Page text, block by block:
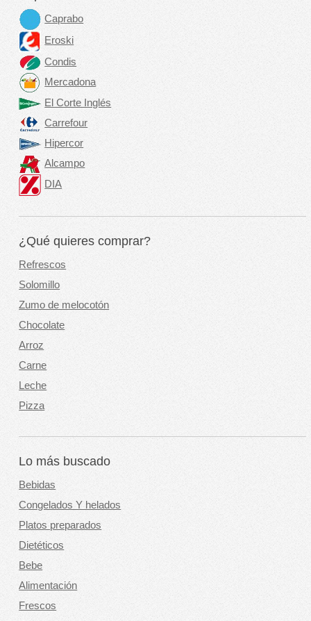
Caprabo
Eroski
Condis
Mercadona
El Corte Inglés
Carrefour
Hipercor
Alcampo
DIA
¿Qué quieres comprar?
Refrescos
Solomillo
Zumo de melocotón
Chocolate
Arroz
Carne
Leche
Pizza
Lo más buscado
Bebidas
Congelados Y helados
Platos preparados
Dietéticos
Bebe
Alimentación
Frescos